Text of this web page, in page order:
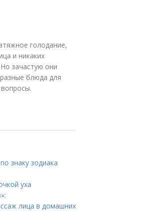
голодание,
и никаких
зачастую они
блюда для
знаку зодиака
уха
лица в домашних